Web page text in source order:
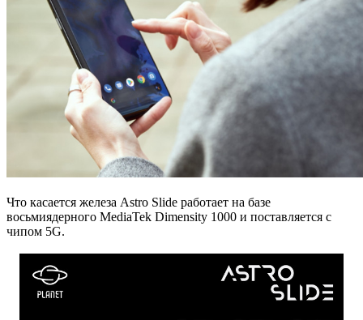
Что касается железа Astro Slide работает на базе
восьмиядерного MediaTek Dimensity 1000 и поставляется с
чипом 5G.